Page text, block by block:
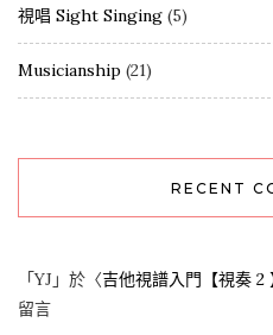
視唱 Sight Singing (5)
Musicianship (21)
RECENT
「YJ 」於〈吉他視譜入門【視奏 2
留言